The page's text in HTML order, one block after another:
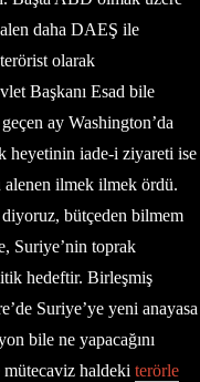
daha DAEŞ ile
olarak
Başkanı Esad bile
ay Washington’da
heyetinin iade-i ziyareti ise
ilmek ilmek ördü.
bütçeden bilmem
Suriye’nin toprak
hedeftir. Birleşmiş
Suriye’ye yeni anayasa
bile ne yapacağını
haldeki terörle